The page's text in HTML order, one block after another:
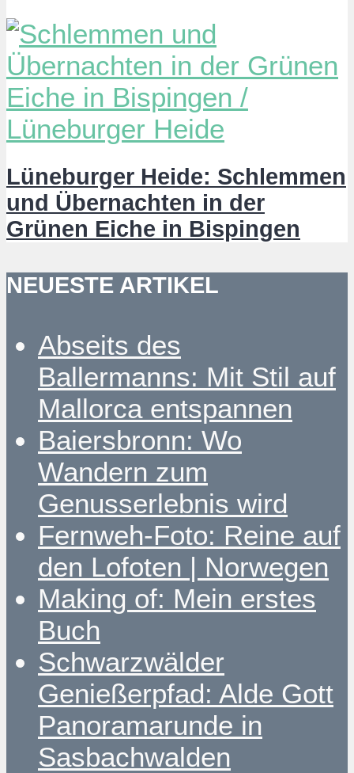
Lüneburger Heide: Schlemmen
und Übernachten in der
Grünen Eiche in Bispingen
NEUESTE ARTIKEL
Abseits des
Ballermanns: Mit Stil auf
Mallorca entspannen
Baiersbronn: Wo
Wandern zum
Genusserlebnis wird
Fernweh-Foto: Reine auf
den Lofoten | Norwegen
Making of: Mein erstes
Buch
Schwarzwälder
Genießerpfad: Alde Gott
Panoramarunde in
Sasbachwalden